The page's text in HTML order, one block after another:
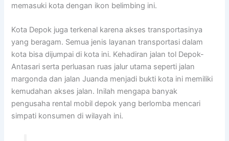
memasuki kota dengan ikon belimbing ini.
Kota Depok juga terkenal karena akses transportasinya
yang beragam. Semua jenis layanan transportasi dalam
kota bisa dijumpai di kota ini. Kehadiran jalan tol Depok-
Antasari serta perluasan ruas jalur utama seperti jalan
margonda dan jalan Juanda menjadi bukti kota ini memiliki
kemudahan akses jalan. Inilah mengapa banyak
pengusaha rental mobil depok yang berlomba mencari
simpati konsumen di wilayah ini.